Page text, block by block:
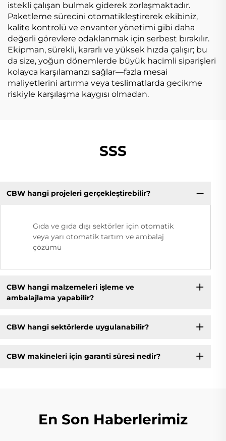
istekli çalışan bulmak giderek zorlaşmaktadır.
Paketleme sürecini otomatikleştirerek ekibiniz,
kalite kontrolü ve envanter yönetimi gibi daha
değerli görevlere odaklanmak için serbest bırakılır.
Ekipman, sürekli, kararlı ve yüksek hızda çalışır; bu
da size, yoğun dönemlerde büyük hacimli siparişleri
kolayca karşılamanzı sağlar—fazla mesai
maliyetlerini artırma veya teslimatlarda gecikme
riskiyle karşılaşma kaygısı olmadan.
SSS
CBW hangi projeleri gerçekleştirebilir?
Gıda ve gıda dışı sektörler için otomatik
veya yarı otomatik tartım ve ambalaj
çözümü
CBW hangi malzemeleri işleme ve
ambalajlama yapabilir?
CBW hangi sektörlerde uygulanabilir?
CBW makineleri için garanti süresi nedir?
En Son Haberlerimiz